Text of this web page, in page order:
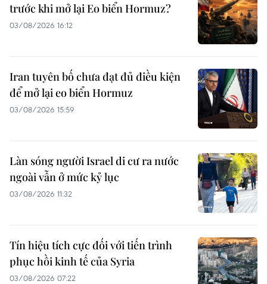
trước khi mở lại Eo biển Hormuz?
03/08/2026 16:12
Iran tuyên bố chưa đạt đủ điều kiện
để mở lại eo biển Hormuz
03/08/2026 15:59
Làn sóng người Israel di cư ra nước
ngoài vẫn ở mức kỷ lục
03/08/2026 11:32
Tín hiệu tích cực đối với tiến trình
phục hồi kinh tế của Syria
03/08/2026 07:22